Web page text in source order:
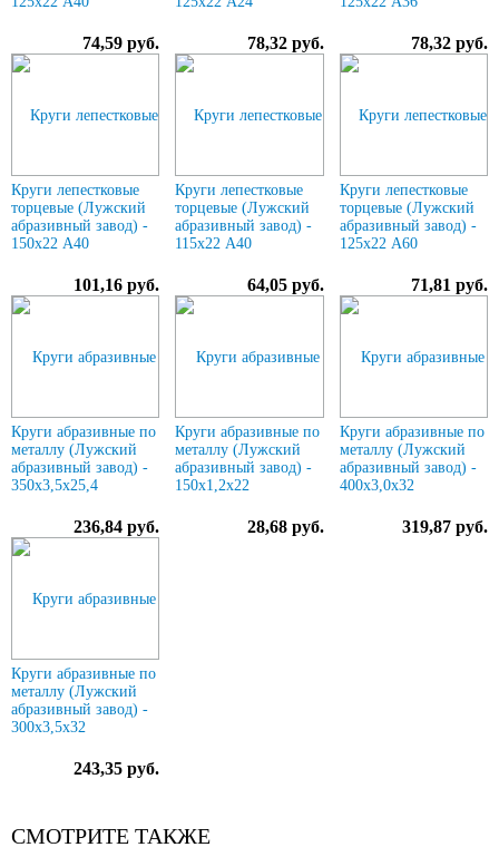
74,59 руб. 78,32 руб. 78,32 руб.
Круги лепестковые
торцевые (Лужский
абразивный завод) -
150х22 А40
101,16 руб.
Круги лепестковые
торцевые (Лужский
абразивный завод) -
115х22 А40
64,05 руб.
Круги лепестковые
торцевые (Лужский
абразивный завод) -
125х22 А60
71,81 руб.
Круги абразивные по
металлу (Лужский
абразивный завод) -
350х3,5х25,4
236,84 руб.
Круги абразивные по
металлу (Лужский
абразивный завод) -
150х1,2х22
28,68 руб.
Круги абразивные по
металлу (Лужский
абразивный завод) -
400х3,0х32
319,87 руб.
Круги абразивные по
металлу (Лужский
абразивный завод) -
300х3,5х32
243,35 руб.
СМОТРИТЕ ТАКЖЕ